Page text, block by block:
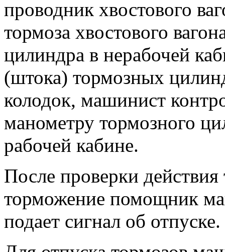
проводник хвостового
тормоза хвостового
цилиндра в нерабочей
(штока) тормозных
колодок, машинист
манометру тормозного
рабочей кабине.
После проверки действия
торможение помощник
подает сигнал об отпуске.